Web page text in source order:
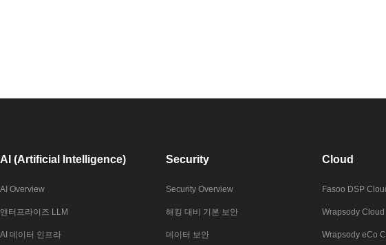
AI (Artificial Intelligence)
AI Overview
엔터프라이즈 LLM
AI 데이터 인프라
Security
Security Overview
해킹 대비 기본 보안
데이터 보안
Cloud
Fasoo DSP
Wrapsody Cloud
Wrapsody eCo